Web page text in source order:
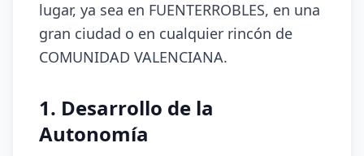
lugar, ya sea en FUENTERROBLES, en una
gran ciudad o en cualquier rincón de
COMUNIDAD VALENCIANA.
1. Desarrollo de la
Autonomía